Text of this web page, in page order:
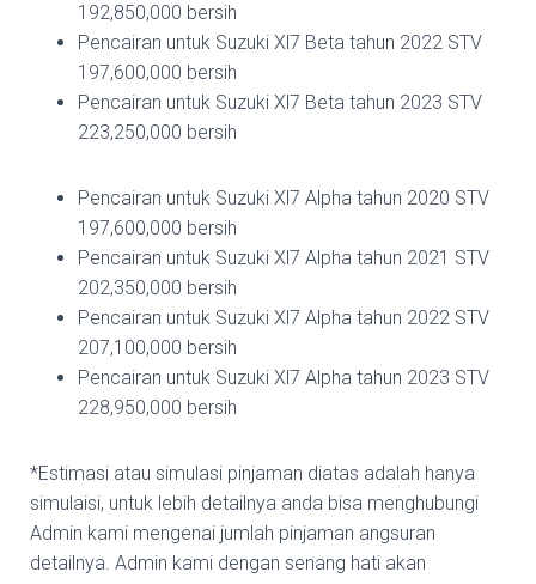
192,850,000 bersih
Pencairan untuk Suzuki Xl7 Beta tahun 2022 STV
197,600,000 bersih
Pencairan untuk Suzuki Xl7 Beta tahun 2023 STV
223,250,000 bersih
Pencairan untuk Suzuki Xl7 Alpha tahun 2020 STV
197,600,000 bersih
Pencairan untuk Suzuki Xl7 Alpha tahun 2021 STV
202,350,000 bersih
Pencairan untuk Suzuki Xl7 Alpha tahun 2022 STV
207,100,000 bersih
Pencairan untuk Suzuki Xl7 Alpha tahun 2023 STV
228,950,000 bersih
*Estimasi atau simulasi pinjaman diatas adalah hanya
simulaisi, untuk lebih detailnya anda bisa menghubungi
Admin kami mengenai jumlah pinjaman angsuran
detailnya. Admin kami dengan senang hati akan